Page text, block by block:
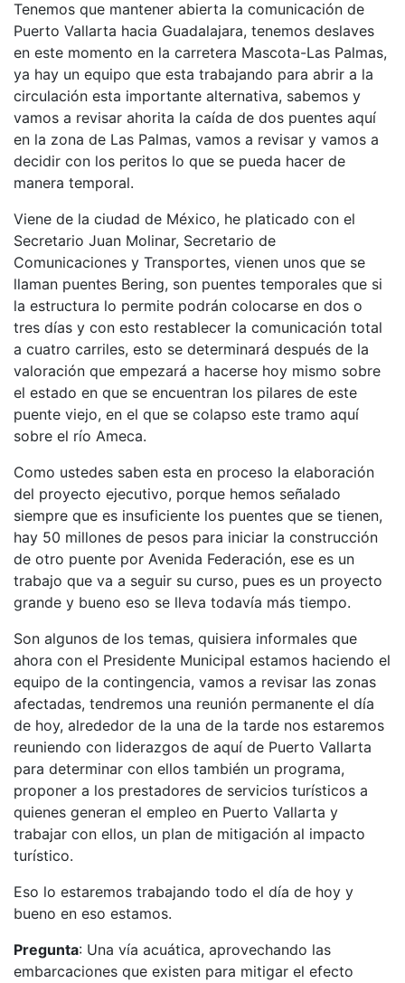
Tenemos que mantener abierta la comunicación de
Puerto Vallarta hacia Guadalajara, tenemos deslaves
en este momento en la carretera Mascota-Las Palmas,
ya hay un equipo que esta trabajando para abrir a la
circulación esta importante alternativa, sabemos y
vamos a revisar ahorita la caída de dos puentes aquí
en la zona de Las Palmas, vamos a revisar y vamos a
decidir con los peritos lo que se pueda hacer de
manera temporal.
Viene de la ciudad de México, he platicado con el
Secretario Juan Molinar, Secretario de
Comunicaciones y Transportes, vienen unos que se
llaman puentes Bering, son puentes temporales que si
la estructura lo permite podrán colocarse en dos o
tres días y con esto restablecer la comunicación total
a cuatro carriles, esto se determinará después de la
valoración que empezará a hacerse hoy mismo sobre
el estado en que se encuentran los pilares de este
puente viejo, en el que se colapso este tramo aquí
sobre el río Ameca.
Como ustedes saben esta en proceso la elaboración
del proyecto ejecutivo, porque hemos señalado
siempre que es insuficiente los puentes que se tienen,
hay 50 millones de pesos para iniciar la construcción
de otro puente por Avenida Federación, ese es un
trabajo que va a seguir su curso, pues es un proyecto
grande y bueno eso se lleva todavía más tiempo.
Son algunos de los temas, quisiera informales que
ahora con el Presidente Municipal estamos haciendo el
equipo de la contingencia, vamos a revisar las zonas
afectadas, tendremos una reunión permanente el día
de hoy, alrededor de la una de la tarde nos estaremos
reuniendo con liderazgos de aquí de Puerto Vallarta
para determinar con ellos también un programa,
proponer a los prestadores de servicios turísticos a
quienes generan el empleo en Puerto Vallarta y
trabajar con ellos, un plan de mitigación al impacto
turístico.
Eso lo estaremos trabajando todo el día de hoy y
bueno en eso estamos.
Pregunta: Una vía acuática, aprovechando las
embarcaciones que existen para mitigar el efecto